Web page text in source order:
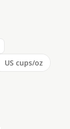
US cups/oz